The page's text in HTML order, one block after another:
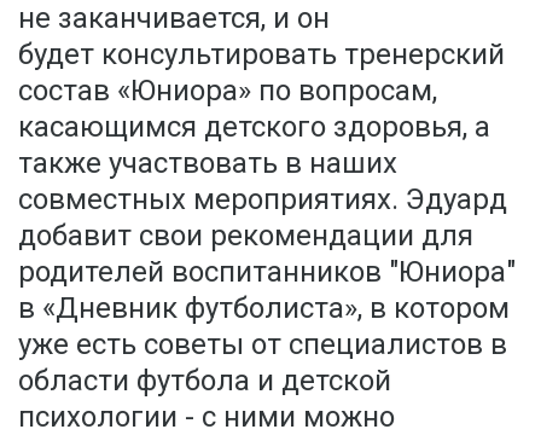
не заканчивается, и он
будет консультировать тренерский
состав «Юниора» по вопросам,
касающимся детского здоровья, а
также участвовать в наших
совместных мероприятиях. Эдуард
добавит свои рекомендации для
родителей воспитанников "Юниора"
в «Дневник футболиста», в котором
уже есть советы от специалистов в
области футбола и детской
психологии - с ними можно